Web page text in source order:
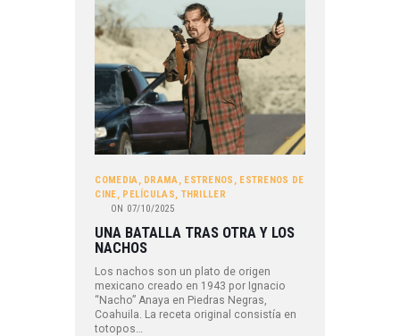
COMEDIA, DRAMA, ESTRENOS , ESTRENOS DE
CINE, PELÍCULAS, THRILLER
ON 07/10/2025
UNA BATALLA TRAS OTRA Y LOS
NACHOS
Los nachos son un plato de origen
mexicano creado en 1943 por Ignacio
“Nacho” Anaya en Piedras Negras,
Coahuila. La receta original consistía en
totopos…